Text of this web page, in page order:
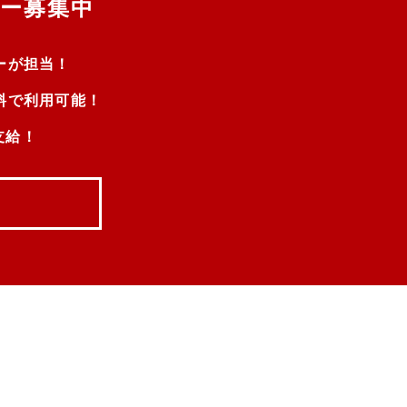
募集中
担当！
利用可能！
！